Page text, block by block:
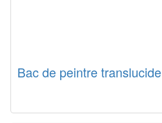
Bac de peintre translucide